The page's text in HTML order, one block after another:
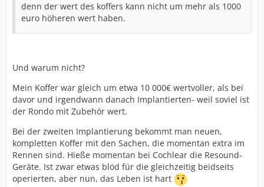
denn der wert des koffers kann nicht um mehr als 1000
euro höheren wert haben.
Und warum nicht?
Mein Koffer war gleich um etwa 10 000€ wertvoller, als bei
davor und irgendwann danach Implantierten- weil soviel ist
der Rondo mit Zubehör wert.
Bei der zweiten Implantierung bekommt man neuen,
kompletten Koffer mit den Sachen, die momentan extra im
Rennen sind. Hieße momentan bei Cochlear die Resound-
Geräte. Ist zwar etwas blöd für die gleichzeitig beidseits
operierten, aber nun, das Leben ist hart